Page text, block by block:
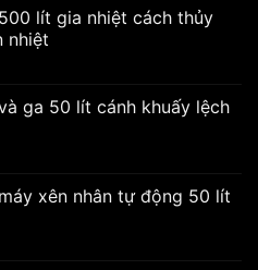
lít gia nhiệt cách thủy
nhiệt
ga 50 lít cánh khuấy lệch
xên nhân tự động 50 lít